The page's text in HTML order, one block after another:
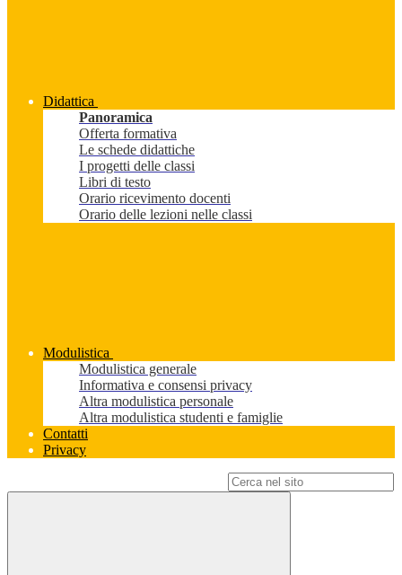
Didattica
Panoramica
Offerta formativa
Le schede didattiche
I progetti delle classi
Libri di testo
Orario ricevimento docenti
Orario delle lezioni nelle classi
Modulistica
Modulistica generale
Informativa e consensi privacy
Altra modulistica personale
Altra modulistica studenti e famiglie
Contatti
Privacy